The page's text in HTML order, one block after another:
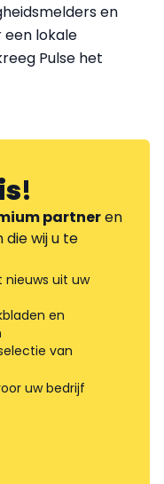
en
lokale
Pulse het
!
partneren
wij u te
nieuws uit uw
en
van
uw bedrijf